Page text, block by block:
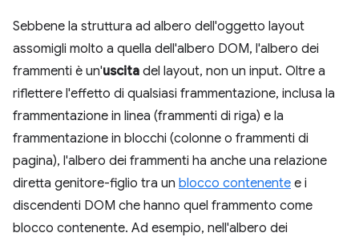
Sebbene la struttura ad albero dell'oggetto layout
assomigli molto a quella dell'albero DOM, l'albero dei
frammenti è un'uscita del layout, non un input. Oltre a
riflettere l'effetto di qualsiasi frammentazione, inclusa la
frammentazione in linea (frammenti di riga) e la
frammentazione in blocchi (colonne o frammenti di
pagina), l'albero dei frammenti ha anche una relazione
diretta genitore-figlio tra un blocco contenente e i
discendenti DOM che hanno quel frammento come
blocco contenente. Ad esempio, nell'albero dei